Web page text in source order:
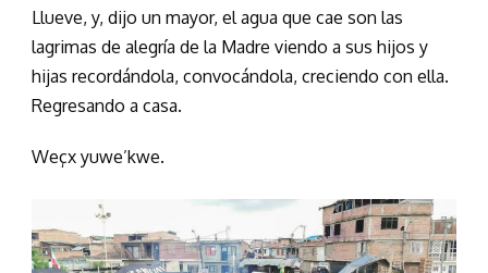
Llueve, y, dijo un mayor, el agua que cae son las
lagrimas de alegría de la Madre viendo a sus hijos y
hijas recordándola, convocándola, creciendo con ella.
Regresando a casa.
Weçx yuwe’kwe.